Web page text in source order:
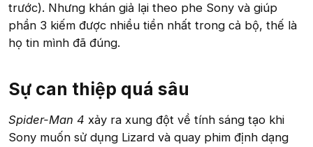
trước). Nhưng khán giả lại theo phe Sony và giúp
phần 3 kiếm được nhiều tiền nhất trong cả bộ, thế là
họ tin mình đã đúng.
Sự can thiệp quá sâu​
Spider-Man 4 xảy ra xung đột về tính sáng tạo khi
Sony muốn sử dụng Lizard và quay phim định dạng